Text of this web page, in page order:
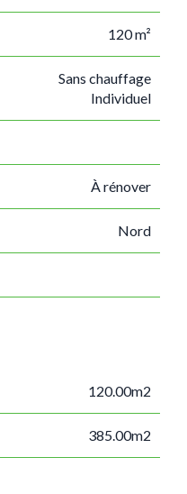
120 m²
Sans chauffage
Individuel
À rénover
Nord
120.00m2
385.00m2